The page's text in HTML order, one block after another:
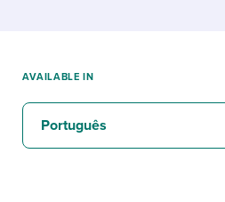
AVAILABLE IN
Português